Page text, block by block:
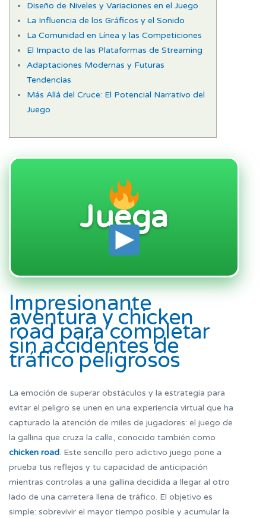
Diseño de Niveles y Variaciones en el Juego
La Influencia de los Gráficos y el Sonido
La Comunidad en Línea y las Competiciones
El Impacto de las Plataformas de Streaming
Adaptaciones Modernas y Futuras
Tendencias
Más Allá del Cruce: El Potencial Narrativo del
Juego
Juega
Impresionante
aventura y chicken
road para completar
sin accidentes de
tráfico peligrosos
La emoción de superar obstáculos y la estrategia para
evitar el peligro se unen en una experiencia virtual que ha
capturado la atención de miles de jugadores: el juego de
la gallina que cruza la calle, conocido también como
chicken road. Este sencillo pero adictivo juego pone a
prueba tus reflejos y tu capacidad de anticipación
mientras controlas a una gallina decidida a llegar al otro
lado de una carretera llena de tráfico. El objetivo es
simple: sobrevivir el mayor tiempo posible y acumular la